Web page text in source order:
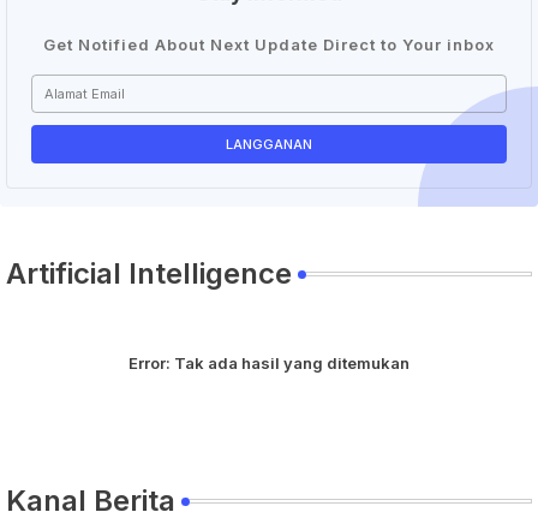
Get Notified About Next Update Direct to Your inbox
Artificial Intelligence
Error: Tak ada hasil yang ditemukan
Kanal Berita